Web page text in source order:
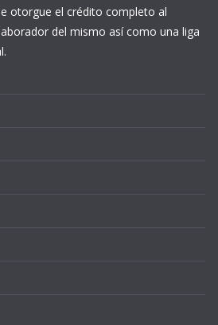
otorgue el crédito completo al
del mismo así como una liga